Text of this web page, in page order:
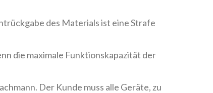
des Materials ist eine Strafe
die maximale Funktionskapazität der
Der Kunde muss alle Geräte, zu